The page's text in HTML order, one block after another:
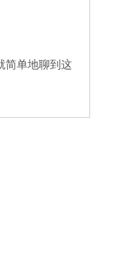
简单地聊到这